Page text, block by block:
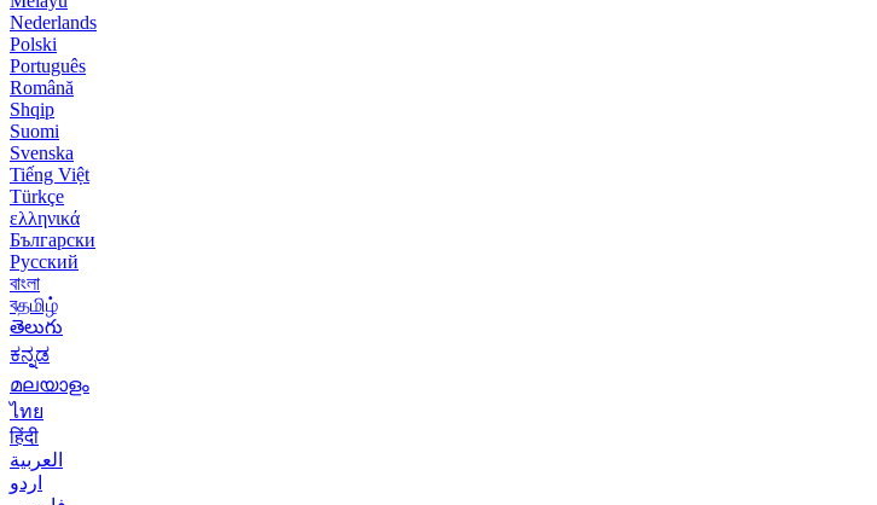
Nederlands
Polski
Português
Română
Shqip
Suomi
Svenska
Tiếng Việt
Türkçe
ελληνικά
Български
Русский
বাংলা
বதமிழ்
తెలుగు
ಕನ್ನಡ
മലയാളം
ไทย
हिंदी
العربية
اردو